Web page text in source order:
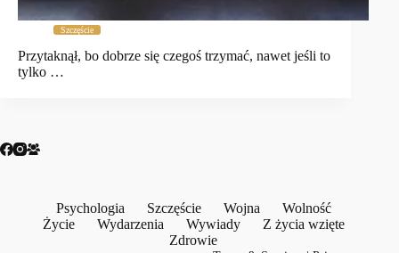
Szczęście
Przytaknął, bo dobrze się czegoś trzymać, nawet jeśli to
tylko …
Psychologia Szczęście Wojna
Wolność
Życie
Wydarzenia Wywiady
Z życia wzięte
Zdrowie